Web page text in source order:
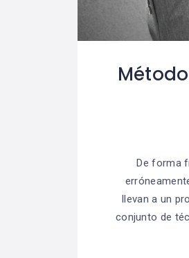
De forma
llevan a un
conjunto de